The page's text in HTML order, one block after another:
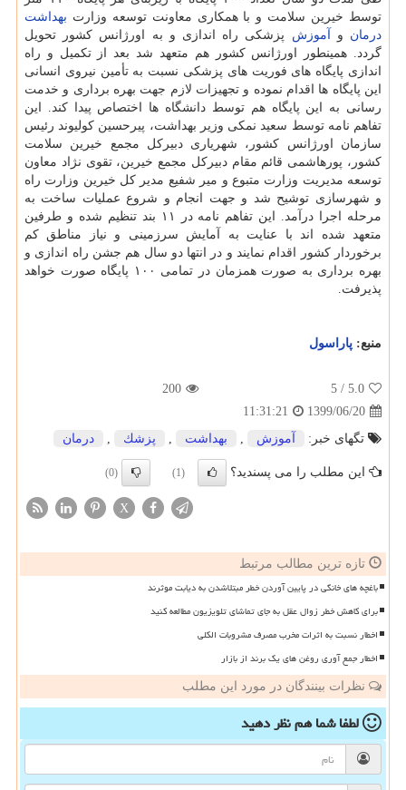
توسط خیرین سلامت و با همکاری معاونت توسعه وزارت بهداشت
درمان و آموزش پزشکی راه اندازی و به اورژانس کشور تحویل
گردد. همینطور اورژانس کشور هم متعهد شد بعد از تکمیل و راه
اندازی پایگاه های فوریت های پزشکی نسبت به تأمین نیروی انسانی
این پایگاه ها اقدام نموده و تجهیزات لازم جهت بهره برداری و خدمت
رسانی به این پایگاه هم توسط دانشگاه ها اختصاص پیدا کند. این
تفاهم نامه توسط سعید نمکی وزیر بهداشت، پیرحسین کولیوند رئیس
سازمان اورژانس کشور، شهریاری دبیرکل مجمع خیرین سلامت
کشور، پورهاشمی قائم مقام دبیرکل مجمع خیرین، تقوی نژاد معاون
توسعه مدیریت وزارت متبوع و میر شفیع مدیر کل خیرین وزارت راه
و شهرسازی توشیح شد و جهت انجام و شروع عملیات ساخت به
مرحله اجرا درآمد. این تفاهم نامه در ۱۱ بند تنظیم شده و طرفین
متعهد شده اند با عنایت به آمایش سرزمینی و نیاز مناطق کم
برخوردار کشور اقدام نمایند و در انتها دو سال هم جشن راه اندازی و
بهره برداری به صورت همزمان در تمامی ۱۰۰ پایگاه صورت خواهد
پذیرفت.
منبع: پاراسول
5.0
/ 5
200
1399/06/20
11:31:21
تگهای خبر:
آموزش , بهداشت , پزشك , درمان
این مطلب را می پسندید؟ (1)
(0)
X
تازه ترین مطالب مرتبط
باغچه های خانگی در پایین آوردن خطر مبتلاشدن به دیابت موثرند
برای کاهش خطر زوال عقل به جای تماشای تلویزیون مطالعه کنید
اخطار نسبت به اثرات مخرب مصرف مشروبات الکلی
اخطار جمع آوری روغن های یک برند از بازار
نظرات بینندگان در مورد این مطلب
لطفا شما همنظر دهید